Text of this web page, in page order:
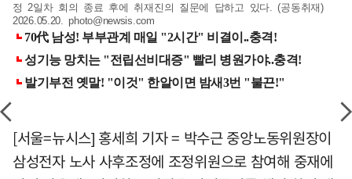
정 2일차 회의 종료 후에 취재진의 질문에 답하고 있다. (공동취재)
2026.05.20.photo@newsis.com
[서울=뉴시스] 홍세희 기자 = 박수근 중앙노동위원장이
삼성전자 노사 사후조정에 조정위원으로 참여해 중재에